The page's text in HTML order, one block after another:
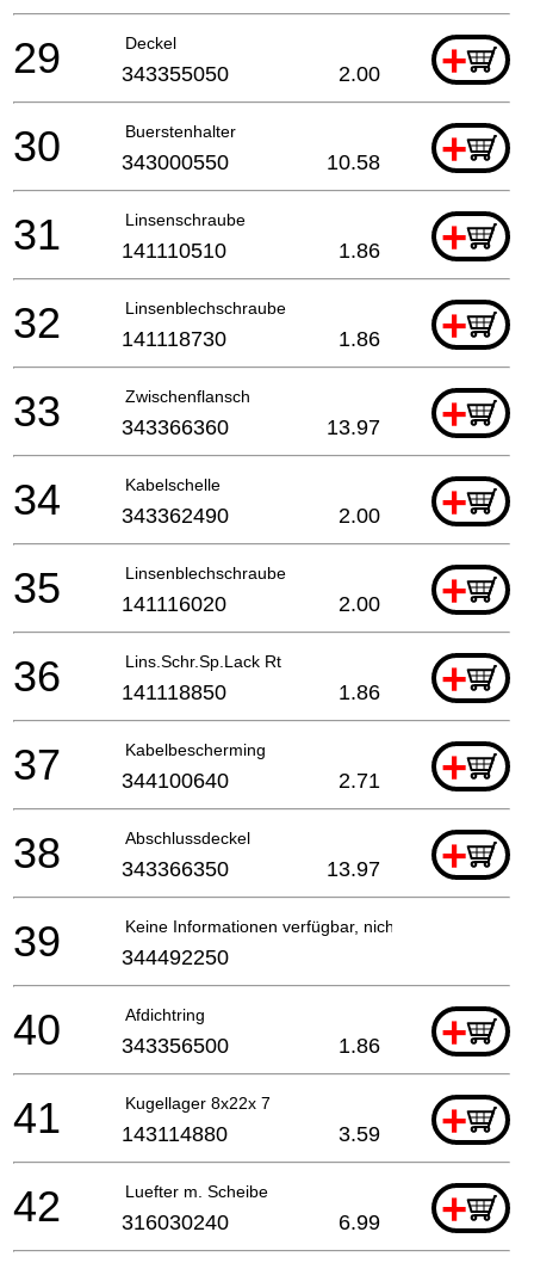
Deckel +
29 343355050 2.00
Buerstenhalter +
30 343000550 10.58
Linsenschraube +
31 141110510 1.86
Linsenblechschraube +
32 141118730 1.86
Zwischenflansch +
33 343366360 13.97
Kabelschelle +
34 343362490 2.00
Linsenblechschraube +
35 141116020 2.00
Lins.Schr.Sp.Lack Rt +
36 141118850 1.86
Kabelbescherming +
37 344100640 2.71
Abschlussdeckel +
38 343366350 13.97
Keine Informationen verfügbar, nicht bestellbar
39 344492250
Afdichtring +
40 343356500 1.86
Kugellager 8x22x 7 +
41 143114880 3.59
Luefter m. Scheibe +
42 316030240 6.99